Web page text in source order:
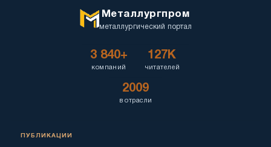
Металлургпром
металлургический портал
3 840+
компаний
127K
читателей
2009
в отрасли
ПУБЛИКАЦИИ